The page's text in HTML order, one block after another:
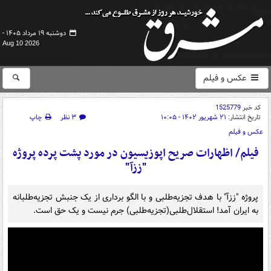
دوشنبه ۱۹ مرداد ۱۴۰۵ -
Aug 10 2026
عکس و فیلم
کد خبر1525779
تاریخ انتشار: ۲۱ شهریور ۱۴۰۲ - ۱۰:۰۵ ۳ نظر
چاپ
عکس و فیلم
فیلم/ اظهارات صریح اپوزیسیون در مورد پشت پرده پروژه
"ززآ"
پروژه "ززآ" با هدف تجزیه‌طلبی و با الگو برداری از یک جنبش تجزیه‌طلبانه
به ایران آمد! استقلال‌طلبی(تجزیه‌طلبی) جرم نیست و یک حق است.